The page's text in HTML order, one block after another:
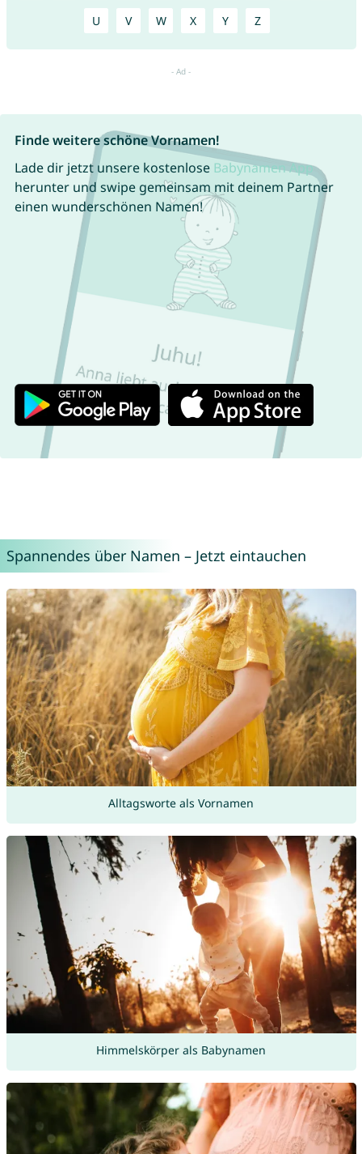
U V W X Y Z
Finde weitere schöne Vornamen!
Lade dir jetzt unsere kostenlose Babynamen App
herunter und swipe gemeinsam mit deinem Partner
einen wunderschönen Namen!
Spannendes über Namen – Jetzt eintauchen
Alltagsworte als Vornamen
Himmelskörper als Babynamen